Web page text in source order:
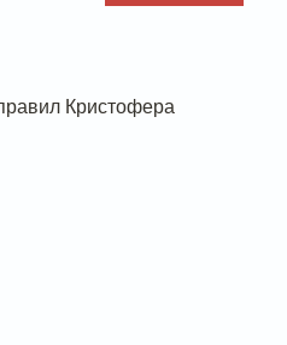
Кристофера